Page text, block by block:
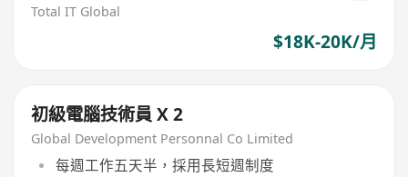
Total IT Global
$18K-20K/月
初級電腦技術員 X 2
Global Development Personnal Co Limited
每週工作五天半，採用長短週制度